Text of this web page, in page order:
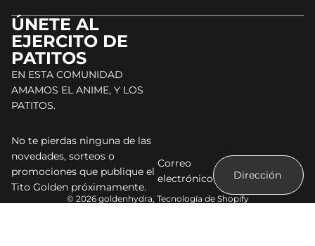
ÚNETE AL
EJERCITO DE
PATITOS
EN ESTA COMUNIDAD
AMAMOS EL ANIME, Y LOS
PATITOS.
No te pierdas ninguna de las
novedades, sorteos o
promociones que publique el
Tito Golden próximamente.
Correo
electrónico
© 2026 goldenhydra, Tecnología de Shopify